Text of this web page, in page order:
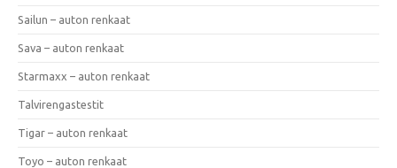
Sailun – auton renkaat
Sava – auton renkaat
Starmaxx – auton renkaat
Talvirengastestit
Tigar – auton renkaat
Toyo – auton renkaat